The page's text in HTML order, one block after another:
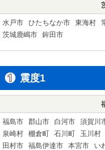
水戸市 ひたちなか市 東海村
茨城鹿嶋市
鉾田市
震度1
福島市 郡山市 白河市 須賀川
泉崎村
棚倉町 石川町 玉川村
田村市
福島伊達市 本宮市 い